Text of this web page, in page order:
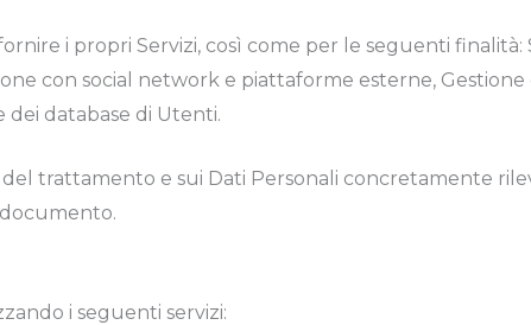
i propri Servizi, così come per le seguenti finalità:
con social network e piattaforme esterne,
dei database di Utenti.
trattamento e sui Dati Personali concretamente
i seguenti servizi: